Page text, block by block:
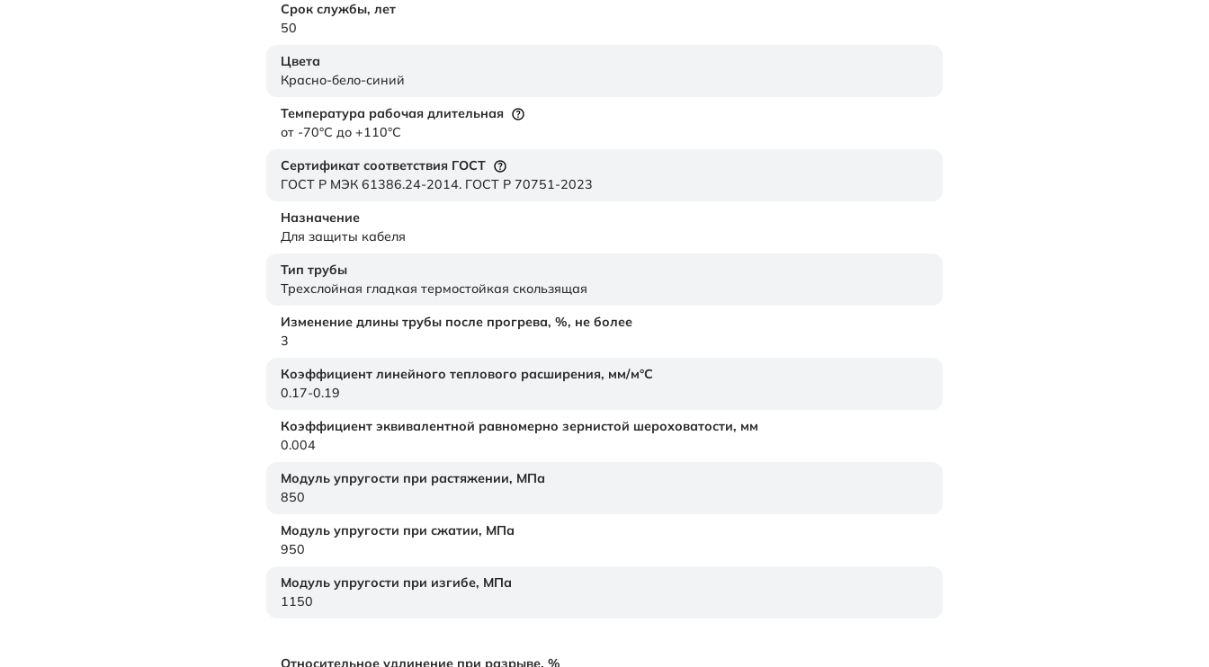
Срок службы, лет
50
Цвета
Красно-бело-синий
Температура рабочая длительная
от -70°C до +110°C
Сертификат соответствия ГОСТ
ГОСТ Р МЭК 61386.24-2014. ГОСТ Р 70751-2023
Назначение
Для защиты кабеля
Тип трубы
Трехслойная гладкая термостойкая скользящая
Изменение длины трубы после прогрева, %, не более
3
Коэффициент линейного теплового расширения, мм/м°С
0.17-0.19
Коэффициент эквивалентной равномерно зернистой шероховатости, мм
0.004
Модуль упругости при растяжении, МПа
850
Модуль упругости при сжатии, МПа
950
Модуль упругости при изгибе, МПа
1150
Относительное удлинение при разрыве, %